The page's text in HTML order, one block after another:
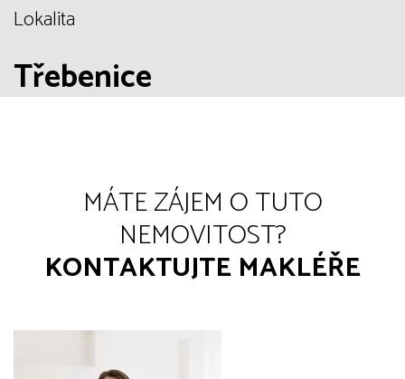
Lokalita
Třebenice
MÁTE ZÁJEM O TUTO
NEMOVITOST?
KONTAKTUJTE MAKLÉŘE